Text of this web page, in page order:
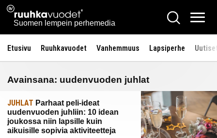
Siirry
sisältöön
Ruuhkavuodet.fi
Suomen lempein perhemedia
Hae
Etusivu Ruuhkavuodet Vanhemmuus Lapsiperhe
Avainsana: uudenvuoden juhlat
JUHLAT Parhaat peli-ideat
uudenvuoden juhliin: 10 idean
joukossa niin lapsille kuin
aikuisille sopivia aktiviteetteja